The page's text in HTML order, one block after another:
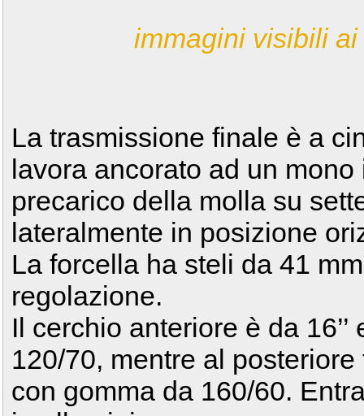
immagini visibili
La trasmissione finale è a
lavora ancorato ad un
precarico della molla su
lateralmente in posizione
La forcella ha steli da 41
regolazione.
Il cerchio anteriore è da
120/70, mentre al posteriore
con gomma da 160/60.